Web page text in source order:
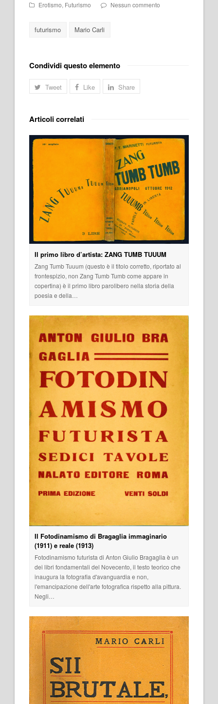
Erotismo, Futurismo Nessun commento
futurismo Mario Carli
Condividi questo elemento
Tweet Like Share
Articoli correlati
Il primo libro d’artista: ZANG TUMB TUUUM
Zang Tumb Tuuum (questo è il titolo corretto, riportato al
frontespizio, non Zang Tumb Tumb come appare in
copertina) è il primo libro parolibero nella storia della
poesia e della…
Il Fotodinamismo di Bragaglia immaginario
(1911) e reale (1913)
Fotodinamismo futurista di Anton Giulio Bragaglia è un
dei libri fondamentali del Novecento, il testo teorico che
inaugura la fotografia d'avanguardia e non,
l'emancipazione dell'arte fotografica rispetto alla pittura.
Negli…